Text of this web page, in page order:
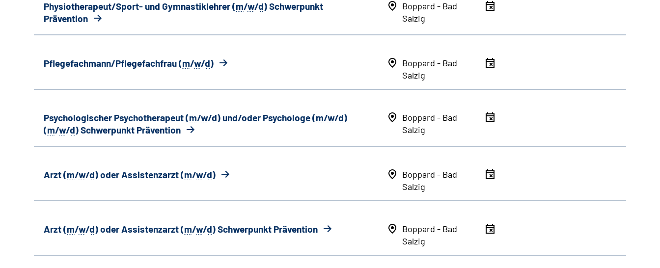
Physiotherapeut/Sport- und Gymnastiklehrer (m/w/d) Schwerpunkt
Prävention
Boppard - Bad
Salzig
Pflegefachmann/Pflegefachfrau (m/w/d)
Boppard - Bad
Salzig
Psychologischer Psychotherapeut (m/w/d) und/oder Psychologe (m/w/d)
(m/w/d) Schwerpunkt Prävention
Boppard - Bad
Salzig
Arzt (m/w/d) oder Assistenzarzt (m/w/d)
Boppard - Bad
Salzig
Arzt (m/w/d) oder Assistenzarzt (m/w/d) Schwerpunkt Prävention
Boppard - Bad
Salzig